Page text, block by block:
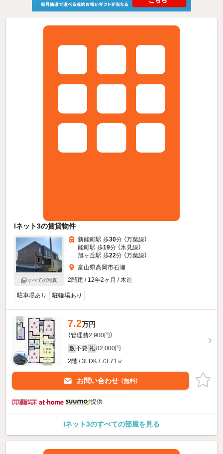
Iネット3の賃貸物件
すべての写真
新能町駅 歩30分 （万葉線）
能町駅 歩19分 （氷見線）
旭ヶ丘駅 歩22分 （万葉線）
富山県高岡市石瀬
2階建 / 12年2ヶ月 / 木造
駐車場あり 駐輪場あり
7.2万円
（管理費2,900円）
敷 不要 礼 82,000円
2階 / 3LDK / 73.71㎡
お問い合わせ （無料）
提供
Iネット3のすべての部屋を見る